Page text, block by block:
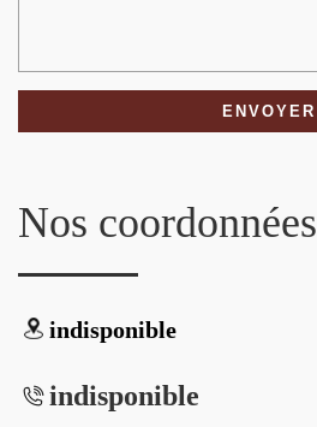
Nos coordonnées
indisponible
indisponible